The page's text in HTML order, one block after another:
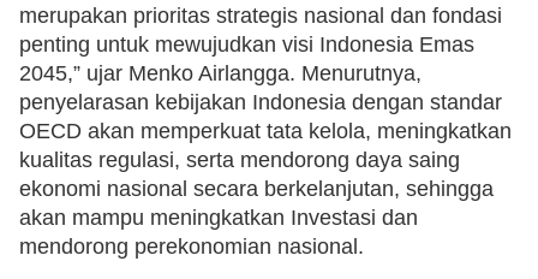
merupakan prioritas strategis nasional dan fondasi
penting untuk mewujudkan visi Indonesia Emas
2045,” ujar Menko Airlangga. Menurutnya,
penyelarasan kebijakan Indonesia dengan standar
OECD akan memperkuat tata kelola, meningkatkan
kualitas regulasi, serta mendorong daya saing
ekonomi nasional secara berkelanjutan, sehingga
akan mampu meningkatkan Investasi dan
mendorong perekonomian nasional.